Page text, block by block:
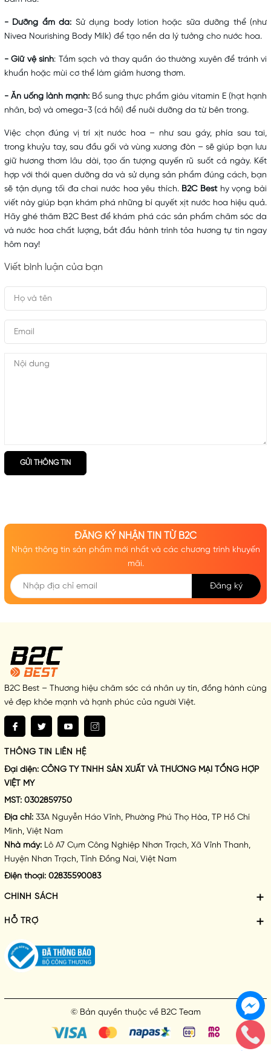
- Dưỡng ẩm da: Sử dụng body lotion hoặc sữa dưỡng thể (như
Nivea Nourishing Body Milk) để tạo nền da lý tưởng cho nước hoa.
- Giữ vệ sinh: Tắm sạch và thay quần áo thường xuyên để tránh vi
khuẩn hoặc mùi cơ thể làm giảm hương thơm.
- Ăn uống lành mạnh: Bổ sung thực phẩm giàu vitamin E (hạt hạnh
nhân, bơ) và omega-3 (cá hồi) để nuôi dưỡng da từ bên trong.
Việc chọn đúng vị trí xịt nước hoa – như sau gáy, phía sau tai,
trong khuỷu tay, sau đầu gối và vùng xương đòn – sẽ giúp bạn lưu
giữ hương thơm lâu dài, tạo ấn tượng quyến rũ suốt cả ngày. Kết
hợp với thói quen dưỡng da và sử dụng sản phẩm đúng cách, bạn
sẽ tận dụng tối đa chai nước hoa yêu thích. B2C Best hy vọng bài
viết này giúp bạn khám phá những bí quyết xịt nước hoa hiệu quả.
Hãy ghé thăm B2C Best để khám phá các sản phẩm chăm sóc da
và nước hoa chất lượng, bắt đầu hành trình tỏa hương tự tin ngay
hôm nay!
Viết bình luận của bạn
GỬI THÔNG TIN
ĐĂNG KÝ NHẬN TIN TỪ B2C
Nhận thông tin sản phẩm mới nhất và các chương trình khuyến
mãi.
Đăng ký
B2C Best – Thương hiệu chăm sóc cá nhân uy tín, đồng hành cùng
vẻ đẹp khỏe mạnh và hạnh phúc của người Việt.
THÔNG TIN LIÊN HỆ
Đại diện: CÔNG TY TNHH SẢN XUẤT VÀ THƯƠNG MẠI TỔNG HỢP
VIỆT MY
MST: 0302859750
Địa chỉ: 33A Nguyễn Háo Vĩnh, Phường Phú Thọ Hòa, TP Hồ Chí
Minh, Việt Nam
Nhà máy: Lô A7 Cụm Công Nghiệp Nhơn Trạch, Xã Vĩnh Thanh,
Huyện Nhơn Trạch, Tỉnh Đồng Nai, Việt Nam
Điện thoại: 02835590083
CHÍNH SÁCH
HỖ TRỢ
© Bản quyền thuộc về B2C Team